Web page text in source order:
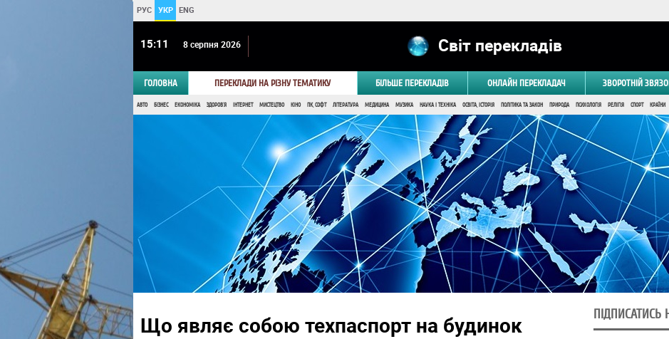
РУС УКР ENG
15 11 8 серпня 2026 Світ перекладів
ГОЛОВНА ПЕРЕКЛАДИ НА РІЗНУ ТЕМАТИКУ БІЛЬШЕ ПЕРЕКЛАДІВ ОНЛАЙН ПЕРЕКЛАДАЧ ЗВОРОТНІЙ
АВТО БІЗНЕС ЕКОНОМІКА ЗДОРОВ'Я ІНТЕРНЕТ МИСТЕЦТВО КІНО ПК, СОФТ ЛІТЕРАТУРА МЕДИЦИНА МУЗИКА НАУКА І ТЕХНІКА ОСВІТА, ІСТОРІЯ ПОЛІТИКА ТА ЗАКОН ПРИРОДА ПСИХОЛОГІЯ РЕЛІГІЯ СПОРТ КРАЇНИ
Що являє собою техпаспорт на будинок